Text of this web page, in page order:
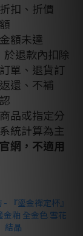
扣、折價
額未達
退款內扣除
單、退貨訂
還、不補
品或指定分
統計算為主
網 ，不適用